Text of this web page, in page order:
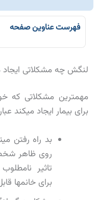
لنگش چه مشکلاتی ایجاد
مهمترین مشکلاتی که
برای بیمار ایجاد میکند
بد راه رفتن
روی ظاهر
تاثیر
برای خانمها
فهرست عناوین صفحه